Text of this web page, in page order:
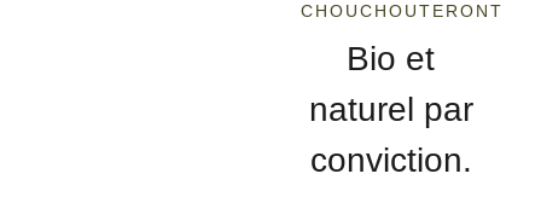
CHOUCHOUTERONT
Bio et
naturel par
conviction.